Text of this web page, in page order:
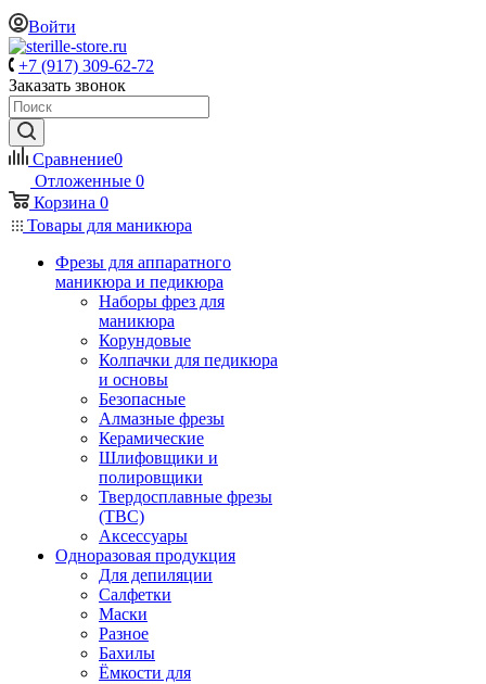
Войти
+7 (917) 309-62-72
Заказать звонок
Сравнение0
Отложенные 0
Корзина 0
Товары для маникюра
Фрезы для аппаратного
маникюра и педикюра
Наборы фрез для
маникюра
Корундовые
Колпачки для педикюра
и основы
Безопасные
Алмазные фрезы
Керамические
Шлифовщики и
полировщики
Твердосплавные фрезы
(ТВС)
Аксессуары
Одноразовая продукция
Для депиляции
Салфетки
Маски
Разное
Бахилы
Ёмкости для